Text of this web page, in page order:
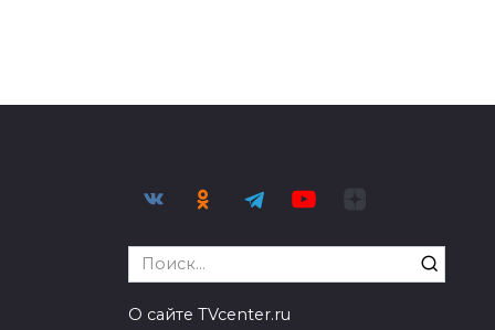
Search
for:
О сайте TVcenter.ru